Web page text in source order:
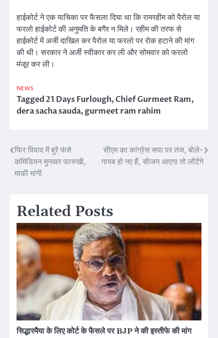
हाईकोर्ट ने एक याचिका पर फैसला दिया था कि रामरहीम को पैरोल या
फरलो हाईकोर्ट की अनुमति के बगैर न मिले। रहीम की तरफ से
हाईकोर्ट में अर्जी दाखिल कर पैरोल या फरलो पर रोक हटाने की मांग
की थी। सरकार ने अर्जी स्वीकार कर ली और सोमवार को फरलो
मंजूर कर ली।
NEWS
Tagged21 Days Furlough,Chief Gurmeet Ram,
dera sacha sauda,gurmeet ram rahim
Post
navigation
फिर विवाद में बुरे फंसे
कॉमेडियन मुनव्वर फारुखी,
माफ़ी मांगी
सीएम का कांग्रेस सपा पर तंज, बोले-
गायब हो गए हैं, सीजन आएगा तो लौटेंगे
Related Posts
सिद्धारमैया के लिए कोर्ट के फैसले पर BJP ने की इस्तीफे की मांग